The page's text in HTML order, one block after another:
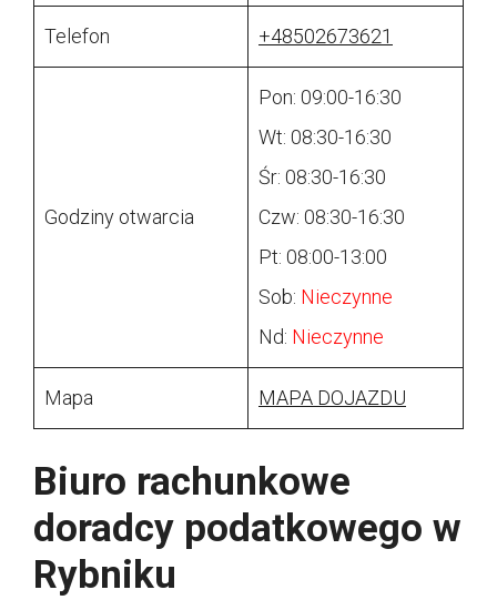
Telefon +48502673621
Godziny otwarcia
Pon: 09:00-16:30
Wt: 08:30-16:30
Śr: 08:30-16:30
Czw: 08:30-16:30
Pt: 08:00-13:00
Sob: Nieczynne
Nd: Nieczynne
Mapa MAPA DOJAZDU
Biuro rachunkowe
doradcy podatkowego w
Rybniku